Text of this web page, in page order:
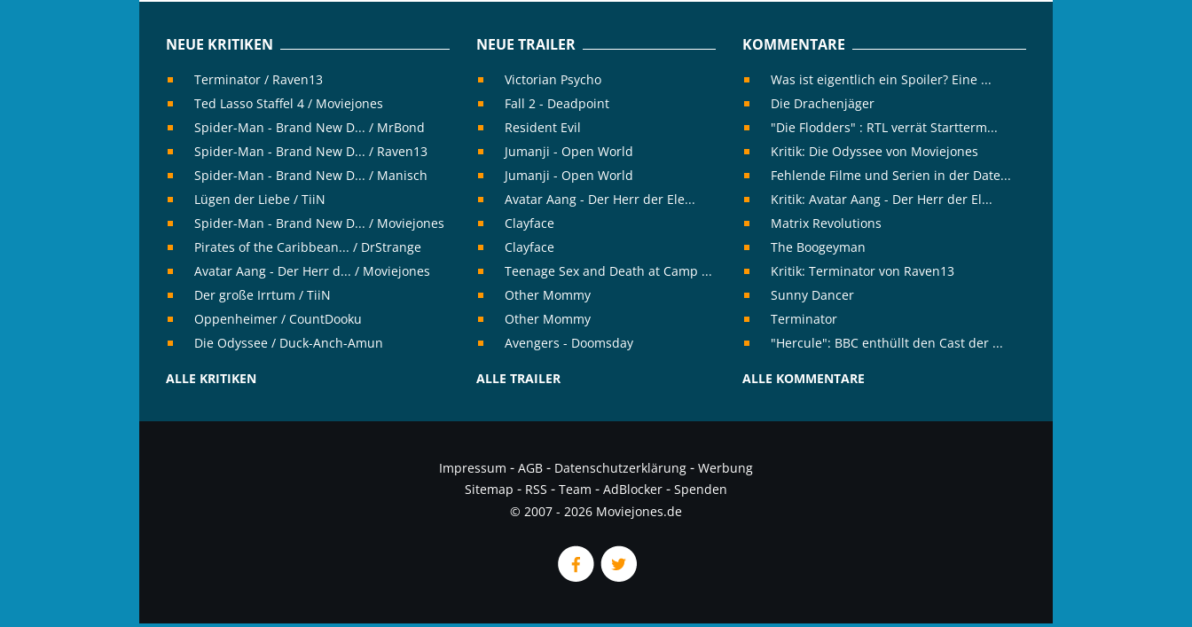
NEUE KRITIKEN
Terminator / Raven13
Ted Lasso Staffel 4 / Moviejones
Spider-Man - Brand New D... / MrBond
Spider-Man - Brand New D... / Raven13
Spider-Man - Brand New D... / Manisch
Lügen der Liebe / TiiN
Spider-Man - Brand New D... / Moviejones
Pirates of the Caribbean... / DrStrange
Avatar Aang - Der Herr d... / Moviejones
Der große Irrtum / TiiN
Oppenheimer / CountDooku
Die Odyssee / Duck-Anch-Amun
ALLE KRITIKEN
NEUE TRAILER
Victorian Psycho
Fall 2 - Deadpoint
Resident Evil
Jumanji - Open World
Jumanji - Open World
Avatar Aang - Der Herr der Ele...
Clayface
Clayface
Teenage Sex and Death at Camp ...
Other Mommy
Other Mommy
Avengers - Doomsday
ALLE TRAILER
KOMMENTARE
Was ist eigentlich ein Spoiler? Eine ...
Die Drachenjäger
"Die Flodders" : RTL verrät Startterm...
Kritik: Die Odyssee von Moviejones
Fehlende Filme und Serien in der Date...
Kritik: Avatar Aang - Der Herr der El...
Matrix Revolutions
The Boogeyman
Kritik: Terminator von Raven13
Sunny Dancer
Terminator
"Hercule": BBC enthüllt den Cast der ...
ALLE KOMMENTARE
Impressum - AGB - Datenschutzerklärung - Werbung
Sitemap - RSS - Team - AdBlocker - Spenden
© 2007 - 2026 Moviejones.de